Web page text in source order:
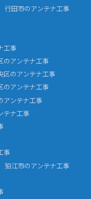
行田市のアンテナ工事
工事
のアンテナ工事
区のアンテナ工事
のアンテナ工事
アンテナ工事
テナ工事
事
狛江市のアンテナ工事